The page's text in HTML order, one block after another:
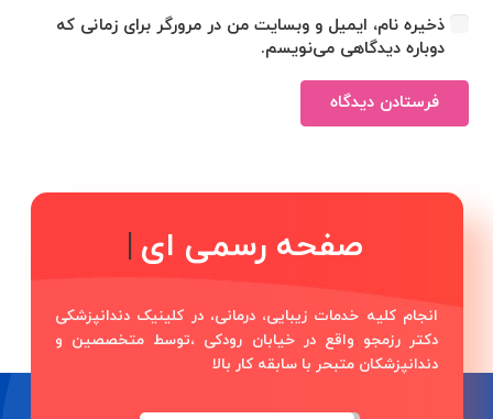
ذخیره نام، ایمیل و وبسایت من در مرورگر برای زمانی که
دوباره دیدگاهی می‌نویسم.
فرستادن دیدگاه
صفحه رسمی اینستاگرام
دکتر مجید
|